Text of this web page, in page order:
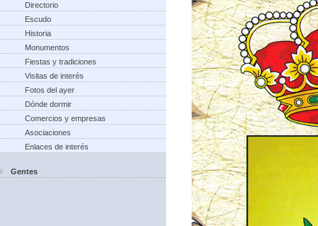
Directorio
Escudo
Historia
Monumentos
Fiestas y tradiciones
Visitas de interés
Fotos del ayer
Dónde dormir
Comercios y empresas
Asociaciones
Enlaces de interés
Gentes